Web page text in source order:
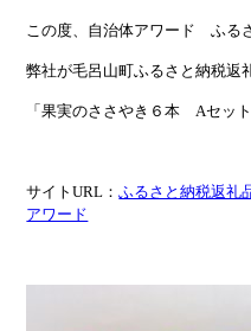
この度、自治体アワード ふる
弊社が毛呂山町ふるさと納税返
「果実のささやき６本 Aセッ
サイトURL：ふるさと納税返礼
アワード